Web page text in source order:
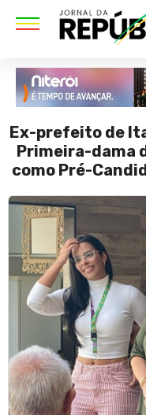
Ex-prefeito de
Primeira-dama
como Pré-